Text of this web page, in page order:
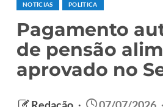
NOTÍCIAS POLÍTICA
Pagamento
de pensão
aprovado no